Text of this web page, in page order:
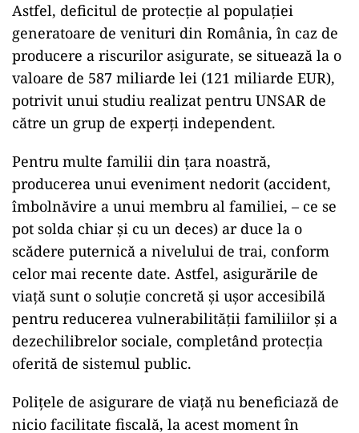
Astfel, deficitul de protecţie al populaţiei
generatoare de venituri din România, în caz de
producere a riscurilor asigurate, se situează la o
valoare de 587 miliarde lei (121 miliarde EUR),
potrivit unui studiu realizat pentru UNSAR de
către un grup de experţi independent.
Pentru multe familii din ţara noastră,
producerea unui eveniment nedorit (accident,
îmbolnăvire a unui membru al familiei, – ce se
pot solda chiar şi cu un deces) ar duce la o
scădere puternică a nivelului de trai, conform
celor mai recente date. Astfel, asigurările de
viaţă sunt o soluţie concretă şi uşor accesibilă
pentru reducerea vulnerabilităţii familiilor şi a
dezechilibrelor sociale, completând protecţia
oferită de sistemul public.
Poliţele de asigurare de viaţă nu beneficiază de
nicio facilitate fiscală, la acest moment în